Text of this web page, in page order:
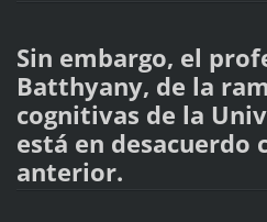
Sin embargo, el
Batthyany, de la
cognitivas de la
está en desacuerdo
anterior.